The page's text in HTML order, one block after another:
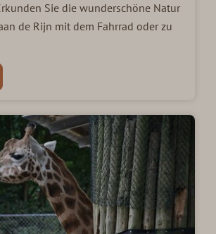
Sie die wunderschöne Natur
de Rijn mit dem Fahrrad oder zu